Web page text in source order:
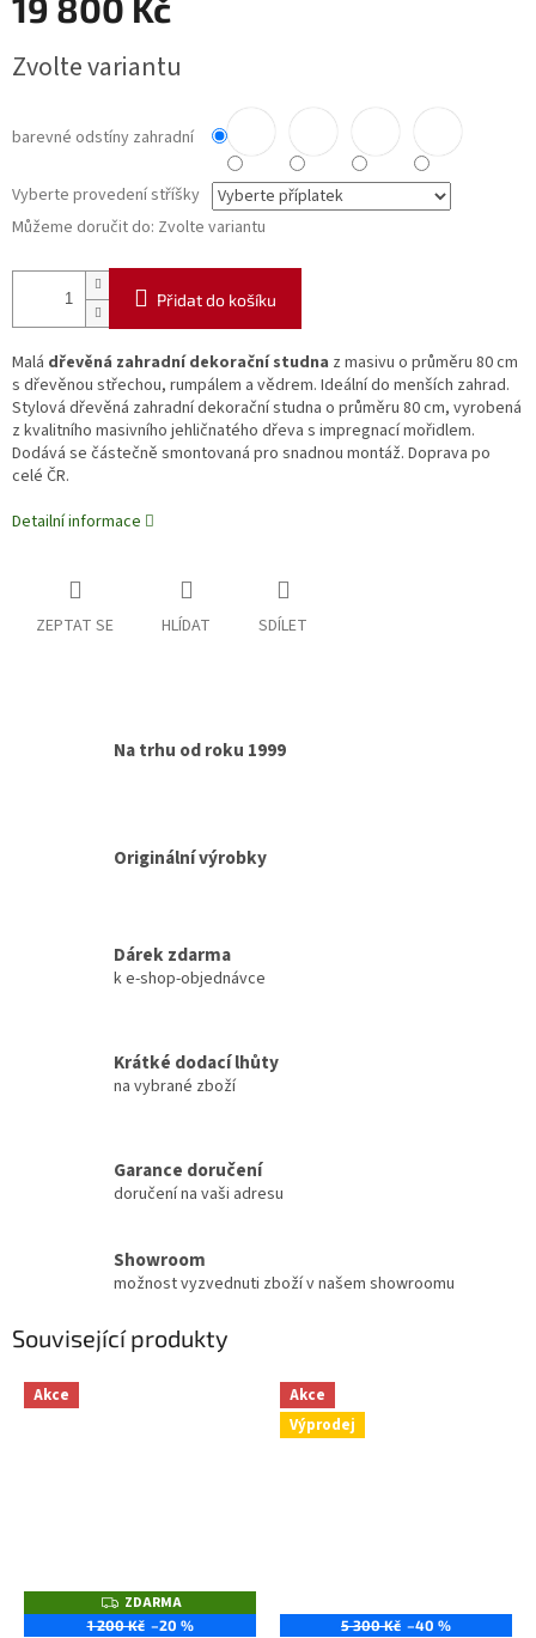
19 800 Kč
cena:
Zvolte variantu
barevné odstíny zahradní
Vyberte provedení stříšky
Můžeme doručit do: Zvolte variantu
Přidat do košíku
Malá dřevěná zahradní dekorační studna z masivu o průměru 80 cm
s dřevěnou střechou, rumpálem a vědrem. Ideální do menších zahrad.
Stylová dřevěná zahradní dekorační studna o průměru 80 cm, vyrobená
z kvalitního masivního jehličnatého dřeva s impregnací mořidlem.
Dodává se částečně smontovaná pro snadnou montáž. Doprava po
celé ČR.
Detailní informace
ZEPTAT SE HLÍDAT SDÍLET
Na trhu od roku 1999
Originální výrobky
Dárek zdarma
k e-shop-objednávce
Krátké dodací lhůty
na vybrané zboží
Garance doručení
doručení na vaši adresu
Showroom
možnost vyzvednuti zboží v našem showroomu
Související produkty
Akce
Z
D
ZDARMA
1 200 Kč –20 %
Akce
Výprodej
5 300 Kč –40 %